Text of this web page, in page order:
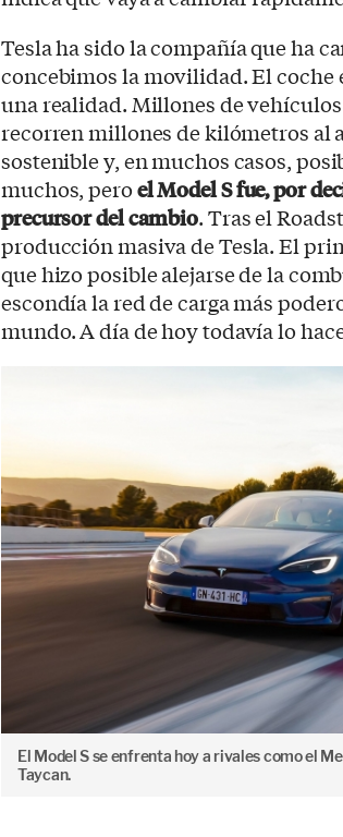
Tesla ha sido la compañía que ha
concebimos la movilidad. El coche
una realidad. Millones de
recorren millones de kilómetros al
sostenible y, en muchos casos,
muchos, peroel Model S fue, por
precursor del cambio. Tras el
producción masiva de Tesla. El
que hizo posible alejarse de la
escondía la red de carga más
mundo. A día de hoy todavía lo
El Model S se enfrenta hoy a rivales como el
Taycan.